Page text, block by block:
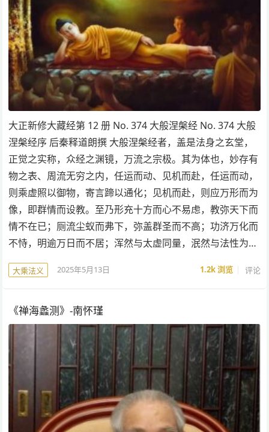
大正新修大藏经第 12 册 No. 374 大般涅槃经 No. 374 大般
涅槃经序 后秦释道朗撰 大般涅槃经者，盖是法身之玄堂，
正觉之实称，众经之渊镜，万流之宗极。其为体也，妙存有
物之表、周流无穷之内，任运而动、见机而赴，任运而动，
则乘虚照以御物，寄言蹄以通化；见机而赴，则应万形而为
像，即群情而设教。至乃形充十方而心不易虑，教弥天下而
情不在已；厕流尘蚁而弗下，弥盖群圣而不高；功济万化而
不恃，明逾万日而不居；浑然与太虚同量，泯然与法性为…
大乘法义 2025年5月13日 1.2k浏览 评论
《禅海蠡测》-南怀瑾